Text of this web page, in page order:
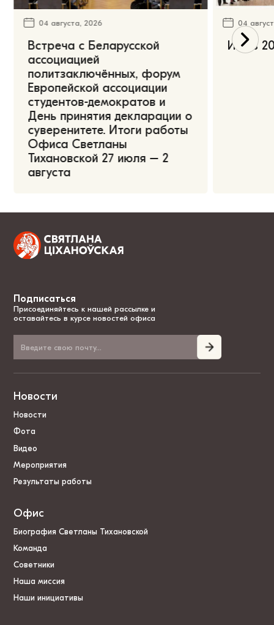
04 августа, 2026
Встреча с Беларусской
ассоциацией
политзаключённых, форум
Европейской ассоциации
студентов-демократов и
День принятия декларации о
суверенитете. Итоги работы
Офиса Светланы
Тихановской 27 июля – 2
августа
04
Июль
Подписаться
Присоединяйтесь к нашей рассылке и
оставайтесь в курсе новостей офиса
Новости
Новости
Фота
Видео
Мероприятия
Результаты работы
Офис
Биография Светланы Тихановской
Команда
Советники
Наша миссия
Наши инициативы